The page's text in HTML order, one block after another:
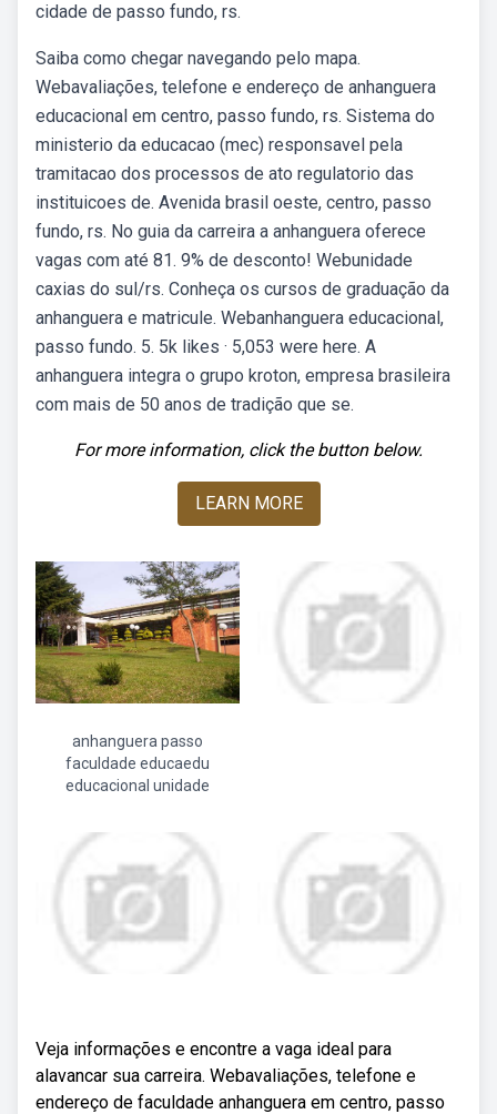
cidade de passo fundo, rs.
Saiba como chegar navegando pelo mapa.
Webavaliações, telefone e endereço de anhanguera
educacional em centro, passo fundo, rs. Sistema do
ministerio da educacao (mec) responsavel pela
tramitacao dos processos de ato regulatorio das
instituicoes de. Avenida brasil oeste, centro, passo
fundo, rs. No guia da carreira a anhanguera oferece
vagas com até 81. 9% de desconto! Webunidade
caxias do sul/rs. Conheça os cursos de graduação da
anhanguera e matricule. Webanhanguera educacional,
passo fundo. 5. 5k likes · 5,053 were here. A
anhanguera integra o grupo kroton, empresa brasileira
com mais de 50 anos de tradição que se.
For more information, click the button below.
LEARN MORE
anhanguera passo
faculdade educaedu
educacional unidade
Veja informações e encontre a vaga ideal para
alavancar sua carreira. Webavaliações, telefone e
endereço de faculdade anhanguera em centro, passo